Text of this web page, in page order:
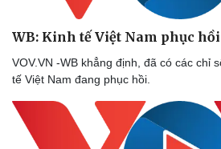
WB: Kinh tế Việt Nam phục
VOV.VN -WB khẳng định, đã có các chỉ
tế Việt Nam đang phục hồi.